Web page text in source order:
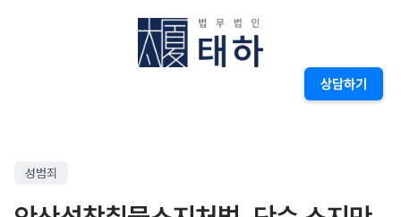
상담하기
성범죄